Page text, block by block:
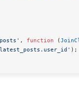
, function (
);